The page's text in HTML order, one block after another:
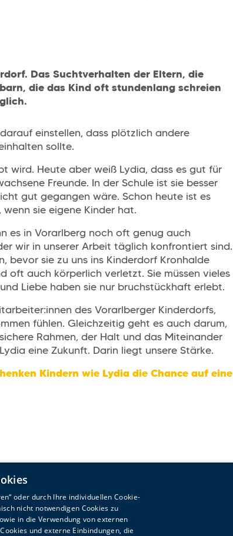
Das Suchtverhalten der Eltern, die
die das Kind oft stundenlang schreien
einstellen, dass plötzlich andere
sollte.
wird. Heute aber weiß Lydia, dass es gut für
Freunde. In der Schule ist sie besser
gut gegangen wäre. Schon heute ist es
sie eigene Kinder hat.
es in Vorarlberg noch oft genug auch
wir in unserer Arbeit täglich konfrontiert sind.
bevor sie zu uns ins Kinderdorf Kronhalde
oft auch körperlich verletzt. Sie müssen vieles
Liebe haben sie nur bruchstückhaft erlebt.
des Vorarlberger Kinderdorfs,
fühlen. Gleichzeitig geht es auch darum,
Rahmen, der Halt und das Miteinander
eine Zukunft. Darin liegt unsere Stärke.
Kindern wie Lydia die Chance auf eine
oder durch Ihre individuellen Cookie-
nicht notwendigen Cookies zu
in die Verwendung von externen
und externe Einbindungen, die